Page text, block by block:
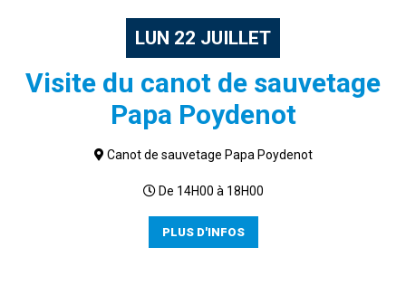
LUN 22 JUILLET
Visite du canot de sauvetage
Papa Poydenot
Canot de sauvetage Papa Poydenot
De 14H00 à 18H00
PLUS D'INFOS